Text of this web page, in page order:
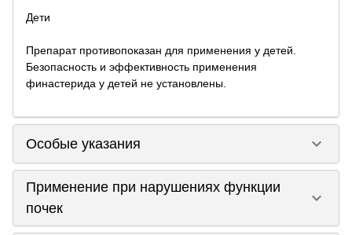
Дети
Препарат противопоказан для применения у детей.
Безопасность и эффективность применения
финастерида у детей не установлены.
Особые указания keyboard_arrow_down
Применение при нарушениях функции
почек
keyboard_arrow_down